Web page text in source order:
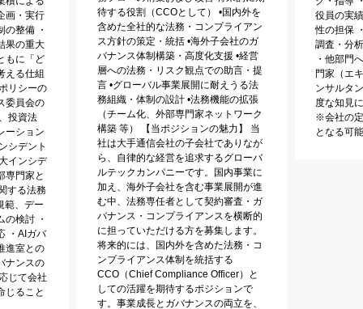
画・実行
の整備 ・
果の重大
もに「ど
える仕組
リシーの
委員会の
投資法
ーション
シデント
インシデ
専門家と
する法務
範、デー
の検討 ・
・AIガバ
進室との
ナンスの
じて会社
じること
待する役割（CCOとして） •国内外を
含めた全社的な法務・コンプライアン
ス方針の策定・統括 •海外子会社のガ
バナンス体制構築・高度化支援 •経営
層への法務・リスク観点での助言・提
言 •グローバル事業展開に耐えうる法
務組織・体制の設計 •法務機能の拡張
（チーム化、外部専門家ネットワーク
構築 等） 【当ポジションの魅力】 当
社は大手通信会社の子会社でありなが
ら、自律的な経営を追求するグローバ
ルテックカンパニーです。国内事業に
加え、海外子会社を含む事業展開が進
む中、法務専任者として契約審査・ガ
バナンス・コンプライアンスを横断的
に担っていただける方を募集します。
将来的には、国内外を含めた法務・コ
ンプライアンス体制を統括する
CCO（Chief Compliance Officer）と
しての活躍を期待するポジションで
す。事業成長とガバナンスの両立を、
役員の実
性の担保
調査・分
・他部門
門家（エ
ンサルタ
度な知見
※会社の
となる可